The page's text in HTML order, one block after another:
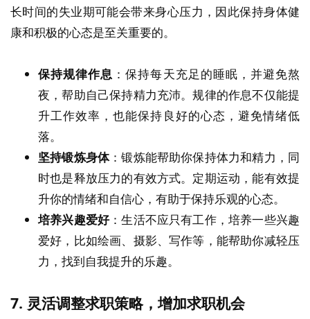
长时间的失业期可能会带来身心压力，因此保持身体健
康和积极的心态是至关重要的。
保持规律作息 ：保持每天充足的睡眠，并避免熬
夜，帮助自己保持精力充沛。规律的作息不仅能提
升工作效率，也能保持良好的心态，避免情绪低
落。
坚持锻炼身体：锻炼能帮助你保持体力和精力，同
时也是释放压力的有效方式。定期运动，能有效提
升你的情绪和自信心，有助于保持乐观的心态。
培养兴趣爱好：生活不应只有工作，培养一些兴趣
爱好，比如绘画、摄影、写作等，能帮助你减轻压
力，找到自我提升的乐趣。
7. 灵活调整求职策略，增加求职机会